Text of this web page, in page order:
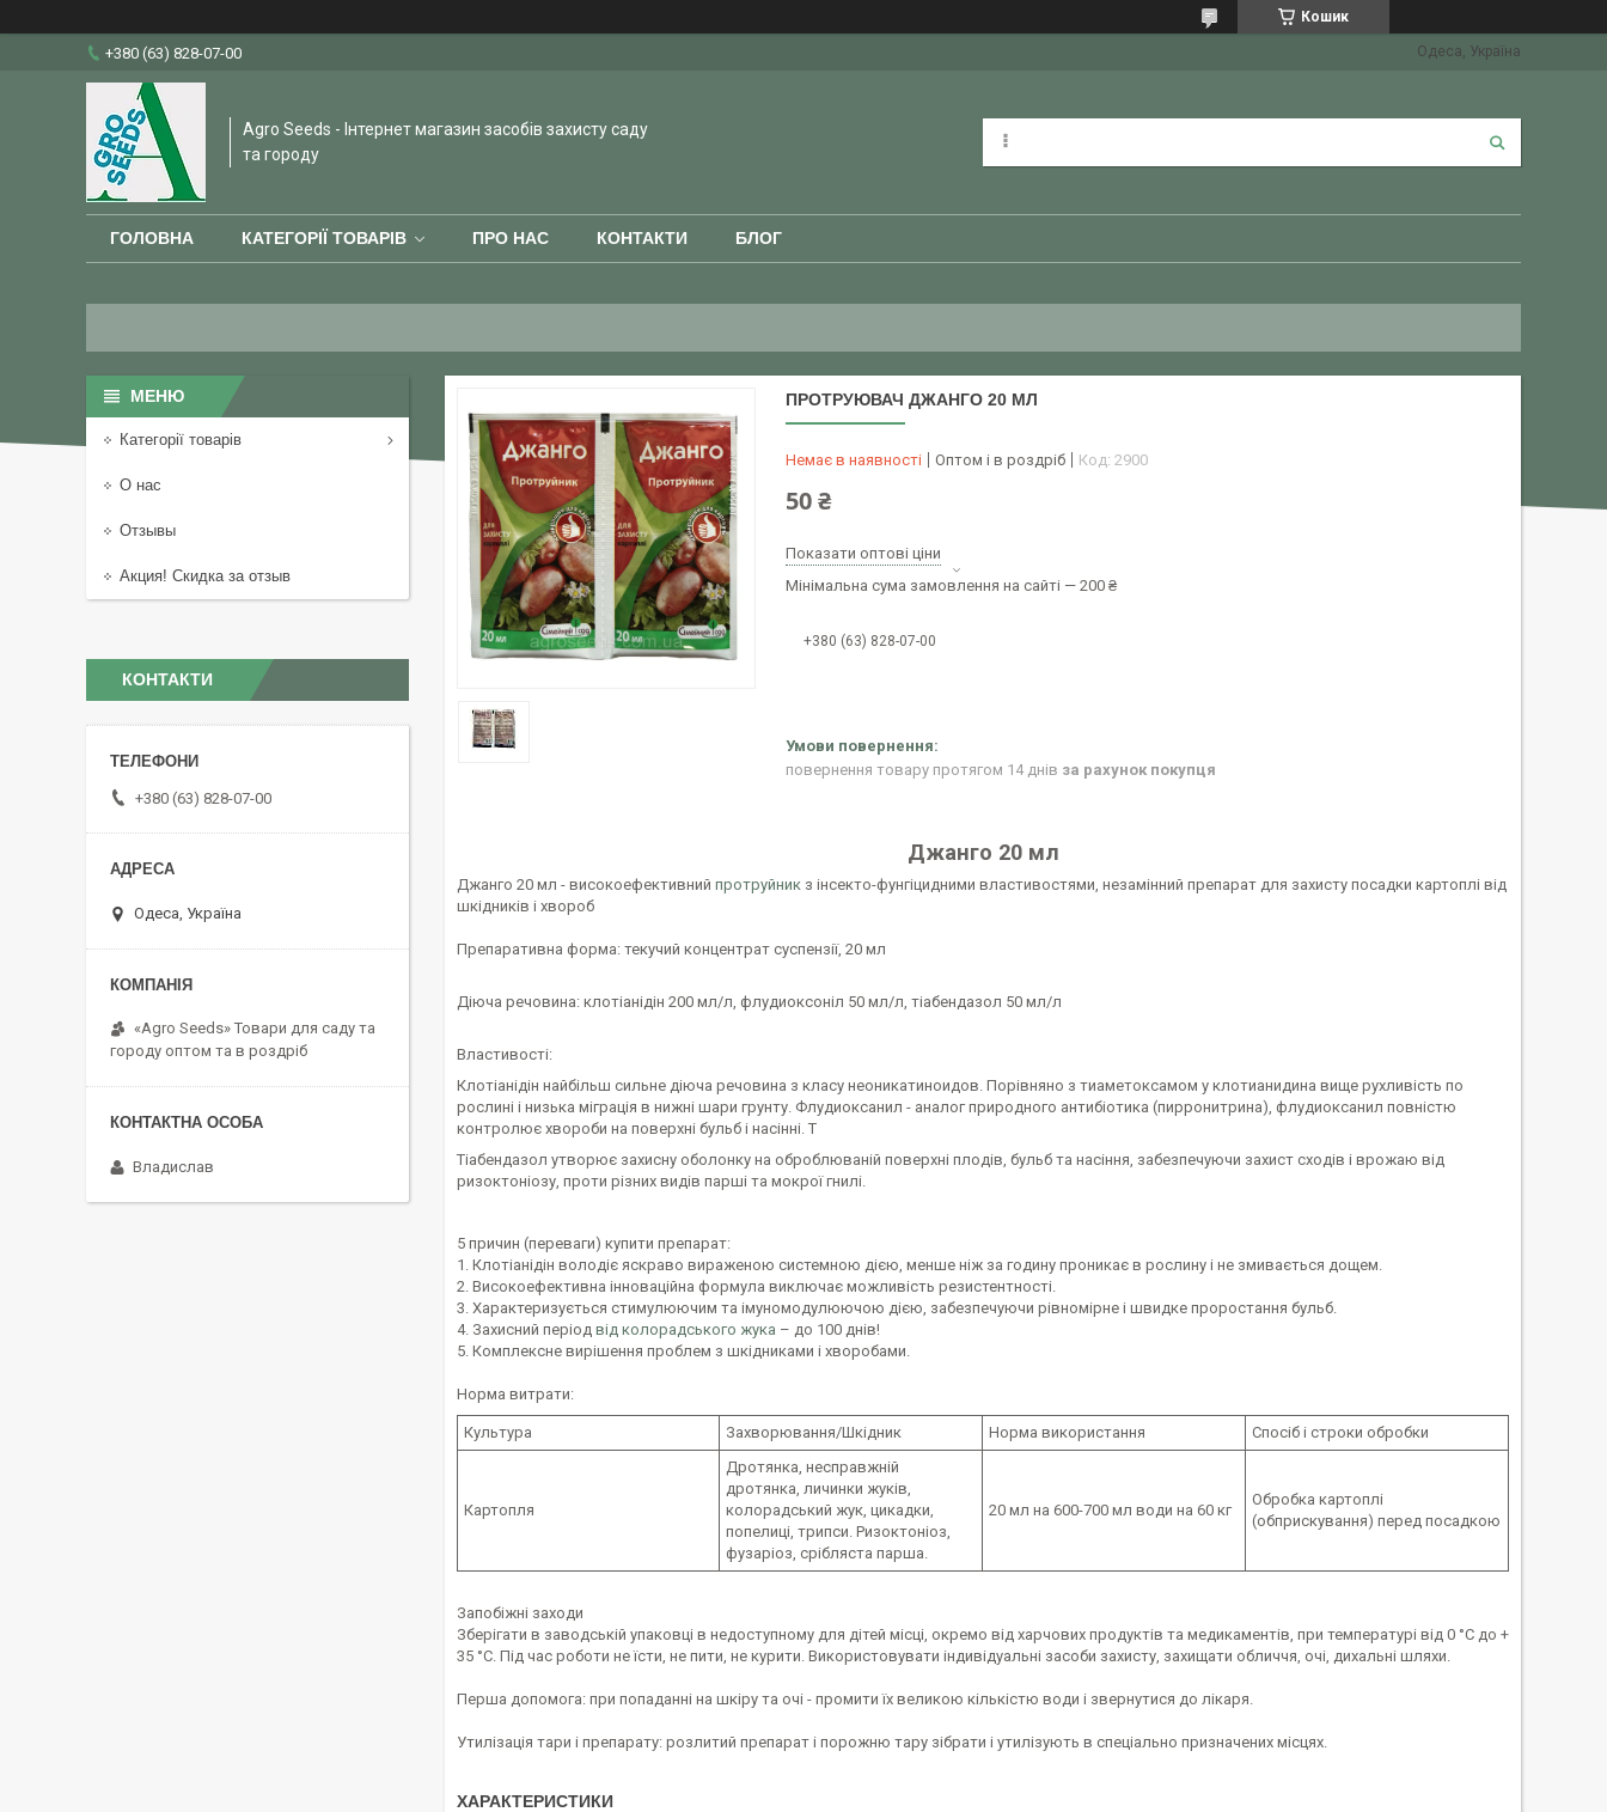
Кошик
+380 (63) 828-07-00 Одеса, Україна
Agro Seeds - Інтернет магазин засобів захисту саду
та городу
ГОЛОВНА КАТЕГОРІЇ ТОВАРІВ ПРО НАС КОНТАКТИ БЛОГ
ПРОТРУЮВАЧ ДЖАНГО 20 МЛ
Немає в наявності Оптом і в роздріб Код: 2900
50 ₴
Показати оптові ціни
Мінімальна сума замовлення на сайті — 200 ₴
+380 (63) 828-07-00
повернення товару протягом 14 днів за рахунок покупця
Джанго 20 мл
Джанго 20 мл - високоефективний протруйник з інсекто-фунгіцидними властивостями, незамінний препарат для захисту посадки картоплі від
шкідників і хвороб
Препаративна форма: текучий концентрат суспензії, 20 мл
Діюча речовина: клотіанідін 200 мл/л, флудиоксоніл 50 мл/л, тіабендазол 50 мл/л
Властивості:
Клотіанідін найбільш сильне діюча речовина з класу неоникатиноидов. Порівняно з тиаметоксамом у клотианидина вище рухливість по
рослині і низька міграція в нижні шари грунту. Флудиоксанил - аналог природного антибіотика (пирронитрина), флудиоксанил повністю
контролює хвороби на поверхні бульб і насінні. Т
Тіабендазол утворює захисну оболонку на оброблюваній поверхні плодів, бульб та насіння, забезпечуючи захист сходів і врожаю від
ризоктоніозу, проти різних видів парші та мокрої гнилі.
5 причин (переваги) купити препарат:
1. Клотіанідін володіє яскраво вираженою системною дією, менше ніж за годину проникає в рослину і не змивається дощем.
2. Високоефективна інноваційна формула виключає можливість резистентності.
3. Характеризується стимулюючим та імуномодулюючою дією, забезпечуючи рівномірне і швидке проростання бульб.
4. Захисний період від колорадського жука – до 100 днів!
5. Комплексне вирішення проблем з шкідниками і хворобами.
Норма витрати:
Культура Захворювання/Шкідник Норма використання Спосіб і строки обробки
Картопля
Дротянка, несправжній
дротянка, личинки жуків,
колорадський жук, цикадки,
попелиці, трипси. Ризоктоніоз,
фузаріоз, срібляста парша.
20 мл на 600-700 мл води на 60 кг
Обробка картоплі
(обприскування) перед посадкою
Запобіжні заходи
Зберігати в заводській упаковці в недоступному для дітей місці, окремо від харчових продуктів та медикаментів, при температурі від 0 °С до +
35 °С. Під час роботи не їсти, не пити, не курити. Використовувати індивідуальні засоби захисту, захищати обличчя, очі, дихальні шляхи.
Перша допомога: при попаданні на шкіру та очі - промити їх великою кількістю води і звернутися до лікаря.
Утилізація тари і препарату: розлитий препарат і порожню тару зібрати і утилізують в спеціально призначених місцях.
ХАРАКТЕРИСТИКИ
Категорії товарів
О нас
Отзывы
Акция! Скидка за отзыв
КОНТАКТИ
+380 (63) 828-07-00
Одеса, Україна
«Agro Seeds» Товари для саду та
городу оптом та в роздріб
Владислав